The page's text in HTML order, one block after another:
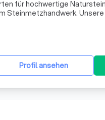
für hochwertige
Steinmetzhandwerk.
Profil ansehen